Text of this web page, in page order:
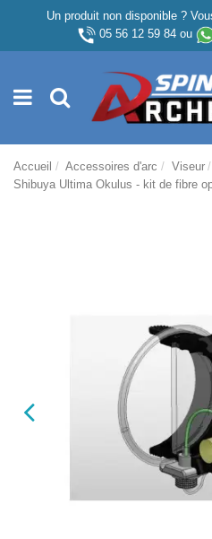
Un produit non disponible ?
05 56 12 59 84ou
Accueil Accessoires d'arc Viseur
Shibuya Ultima Okulus - kit de fibre